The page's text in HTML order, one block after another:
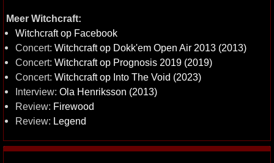
Meer Witchcraft:
Witchcraft op Facebook
Concert: Witchcraft op Dokk'em Open Air 2013 (2013)
Concert: Witchcraft op Prognosis 2019 (2019)
Concert: Witchcraft op Into The Void (2023)
Interview: Ola Henriksson (2013)
Review: Firewood
Review: Legend